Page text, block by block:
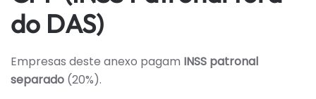
do DAS)
Empresas deste anexo pagam INSS patronal
separado (20%).